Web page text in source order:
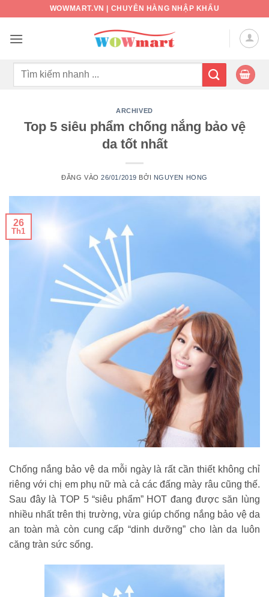
nội
WOWMART.VN | CHUYÊN HÀNG NHẬP KHẨU
Tìm
ARCHIVED
Top 5 siêu phẩm chống nắng bảo vệ
da tốt nhất
ĐĂNG VÀO26/01/2019 BỞI NGUYEN HONG
26
Th1
Chống nắng bảo vệ da mỗi ngày là rất cần thiết không chỉ
riêng với chị em phụ nữ mà cả các đấng mày râu cũng thế.
Sau đây là TOP 5 “siêu phẩm” HOT đang được săn lùng
nhiều nhất trên thị trường, vừa giúp chống nắng bảo vệ da
an toàn mà còn cung cấp “dinh dưỡng” cho làn da luôn
căng tràn sức sống.